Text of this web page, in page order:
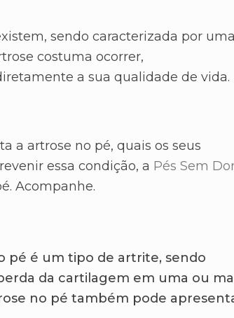
sendo caracterizada por
costuma ocorrer,
a sua qualidade de vida.
a artrose no pé, quais os seus
essa condição, a Pés Sem
Acompanhe.
pé é um tipo de artrite, sendo
da cartilagem em uma ou
no pé também pode